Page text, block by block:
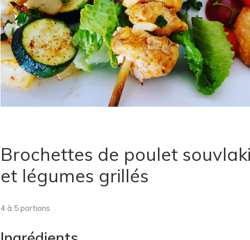
Brochettes de poulet
et légumes grillés
4 à 5 portions